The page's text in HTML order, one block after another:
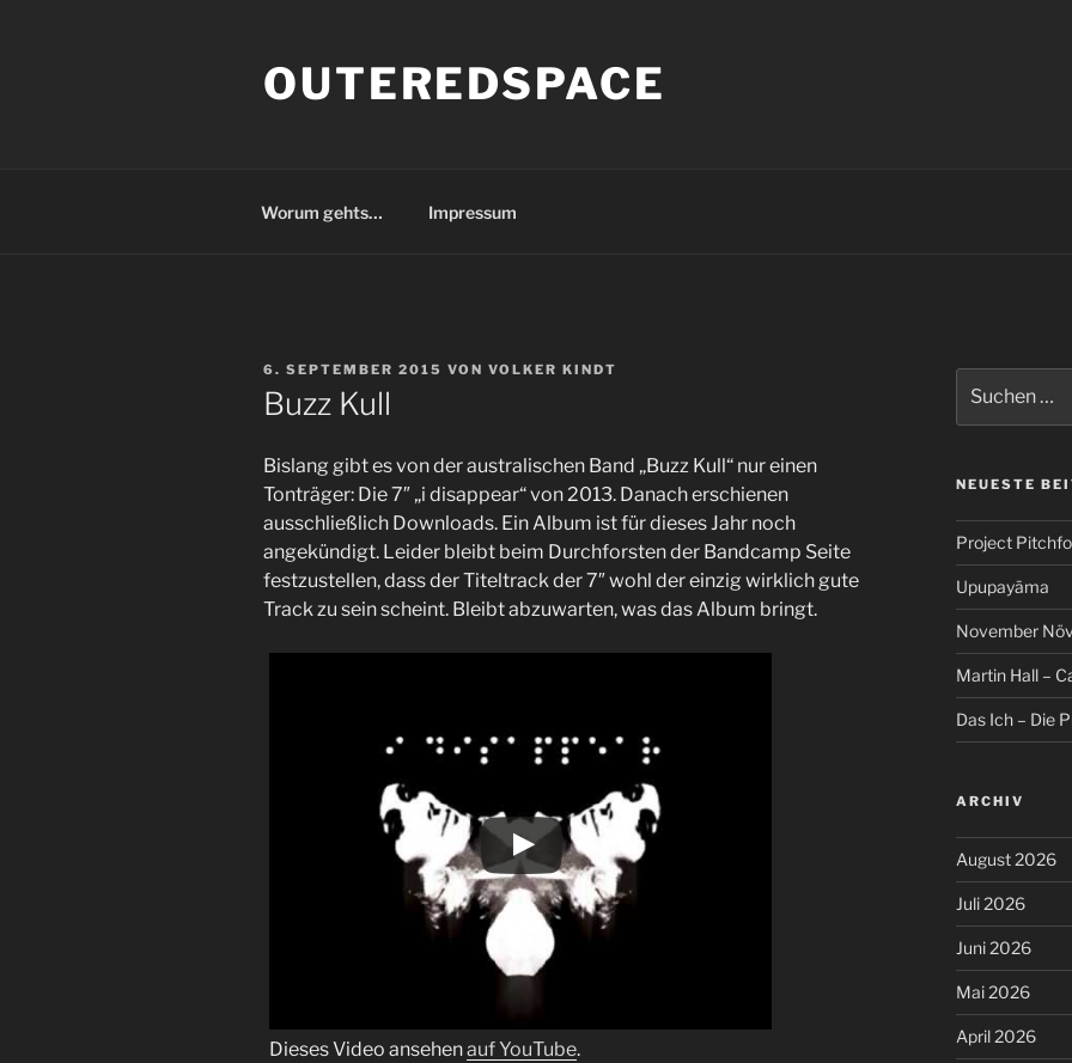
OUTEREDSPACE
Worum gehts… Impressum
VERÖFFENTLICHT
AM
6. SEPTEMBER 2015 VON VOLKER KINDT
Buzz Kull
Bislang gibt es von der australischen Band „Buzz Kull“ nur einen
Tonträger: Die 7″ „i disappear“ von 2013. Danach erschienen
ausschließlich Downloads. Ein Album ist für dieses Jahr noch
angekündigt. Leider bleibt beim Durchforsten der Bandcamp Seite
festzustellen, dass der Titeltrack der 7″ wohl der einzig wirklich gute
Track zu sein scheint. Bleibt abzuwarten, was das Album bringt.
Dieses Video ansehenauf YouTube.
nach:
NEUESTE
Project
Upupayāma
November
Martin Hall –
Das Ich – Die
ARCHIV
August 2026
Juli 2026
Juni 2026
Mai 2026
April 2026